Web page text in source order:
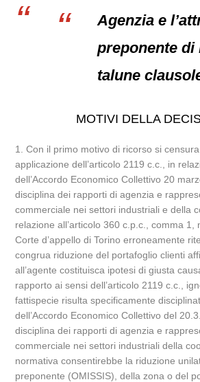
Agenzia e
preponente
talune
MOTIVI DELLA
1. Con il primo motivo di ricorso si
applicazione dell’articolo 2119 c.c., in
dell’Accordo Economico Collettivo 20
disciplina dei rapporti di agenzia e
commerciale nei settori industriali e della
relazione all’articolo 360 c.p.c., comma 1,
Corte d’appello di Torino erroneamente
congrua riduzione del portafoglio clienti
all’agente costituisca ipotesi di giusta
rapporto ai sensi dell’articolo 2119 c.c.,
fattispecie risulta specificamente
dell’Accordo Economico Collettivo del
disciplina dei rapporti di agenzia e
commerciale nei settori industriali della
normativa consentirebbe la riduzione
preponente (OMISSIS), della zona o del